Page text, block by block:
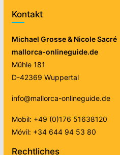
Kontakt
Michael Grosse & Nicole Sacré
mallorca-onlineguide.de
Mühle 181
D-42369 Wuppertal
info@mallorca-onlineguide.de
Mobil: +49 (0)176 51638120
Móvil: +34 644 94 53 80
Rechtliches